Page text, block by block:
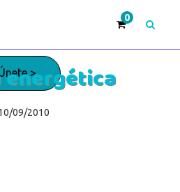
>
energética
09/2010